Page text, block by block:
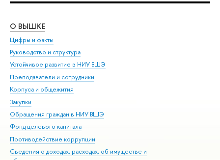
О ВЫШКЕ
Цифры и факты
Руководство и структура
Устойчивое развитие в НИУ ВШЭ
Преподаватели и сотрудники
Корпуса и общежития
Закупки
Обращения граждан в НИУ ВШЭ
Фонд целевого капитала
Противодействие коррупции
Сведения о доходах, расходах, об имуществе и